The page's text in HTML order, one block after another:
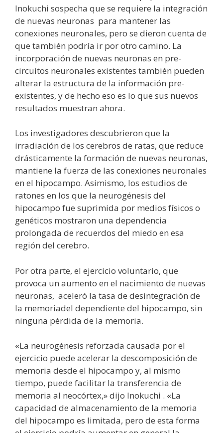
Inokuchi sospecha que se requiere la integración
de nuevas neuronas para mantener las
conexiones neuronales, pero se dieron cuenta de
que también podría ir por otro camino. La
incorporación de nuevas neuronas en pre-
circuitos neuronales existentes también pueden
alterar la estructura de la información pre-
existentes, y de hecho eso es lo que sus nuevos
resultados muestran ahora.
Los investigadores descubrieron que la
irradiación de los cerebros de ratas, que reduce
drásticamente la formación de nuevas neuronas,
mantiene la fuerza de las conexiones neuronales
en el hipocampo. Asimismo, los estudios de
ratones en los que la neurogénesis del
hipocampo fue suprimida por medios físicos o
genéticos mostraron una dependencia
prolongada de recuerdos del miedo en esa
región del cerebro.
Por otra parte, el ejercicio voluntario, que
provoca un aumento en el nacimiento de nuevas
neuronas, aceleró la tasa de desintegración de
la memoriadel dependiente del hipocampo, sin
ninguna pérdida de la memoria.
«La neurogénesis reforzada causada por el
ejercicio puede acelerar la descomposición de
memoria desde el hipocampo y, al mismo
tiempo, puede facilitar la transferencia de
memoria al neocórtex,» dijo Inokuchi . «La
capacidad de almacenamiento de la memoria
del hipocampo es limitada, pero de esta forma